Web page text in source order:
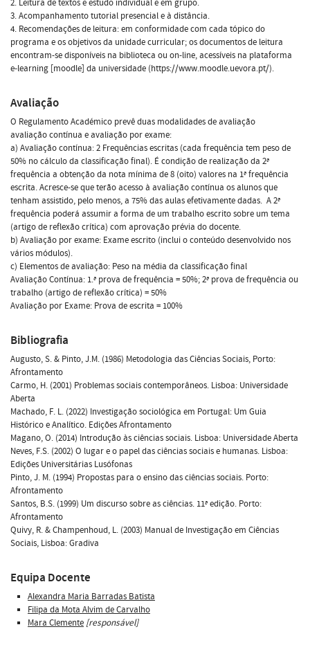
3. Acompanhamento tutorial presencial e à distância.
4. Recomendações de leitura: em conformidade com cada tópico do
programa e os objetivos da unidade curricular; os documentos de leitura
encontram-se disponíveis na biblioteca ou on-line, acessíveis na plataforma
e-learning [moodle] da universidade (https://www.moodle.uevora.pt/).
Avaliação
O Regulamento Académico prevê duas modalidades de avaliação
avaliação contínua e avaliação por exame:
a) Avaliação contínua: 2 Frequências escritas (cada frequência tem peso de
50% no cálculo da classificação final). É condição de realização da 2ª
frequência a obtenção da nota mínima de 8 (oito) valores na 1ª frequência
escrita. Acresce-se que terão acesso à avaliação contínua os alunos que
tenham assistido, pelo menos, a 75% das aulas efetivamente dadas. A 2ª
frequência poderá assumir a forma de um trabalho escrito sobre um tema
(artigo de reflexão crítica) com aprovação prévia do docente.
b) Avaliação por exame: Exame escrito (inclui o conteúdo desenvolvido nos
vários módulos).
c) Elementos de avaliação: Peso na média da classificação final
Avaliação Contínua: 1.ª prova de frequência = 50%; 2ª prova de frequência ou
trabalho (artigo de reflexão crítica) = 50%
Avaliação por Exame: Prova de escrita = 100%
Bibliografia
Augusto, S. & Pinto, J.M. (1986) Metodologia das Ciências Sociais, Porto:
Afrontamento
Carmo, H. (2001) Problemas sociais contemporâneos. Lisboa: Universidade
Aberta
Machado, F. L. (2022) Investigação sociológica em Portugal: Um Guia
Histórico e Analítico. Edições Afrontamento
Magano, O. (2014) Introdução às ciências sociais. Lisboa: Universidade Aberta
Neves, F.S. (2002) O lugar e o papel das ciências sociais e humanas. Lisboa:
Edições Universitárias Lusófonas
Pinto, J. M. (1994) Propostas para o ensino das ciências sociais. Porto:
Afrontamento
Santos, B.S. (1999) Um discurso sobre as ciências. 11ª edição. Porto:
Afrontamento
Quivy, R. & Champenhoud, L. (2003) Manual de Investigação em Ciências
Sociais, Lisboa: Gradiva
Equipa Docente
Alexandra Maria Barradas Batista
Filipa da Mota Alvim de Carvalho
Mara Clemente [responsável]